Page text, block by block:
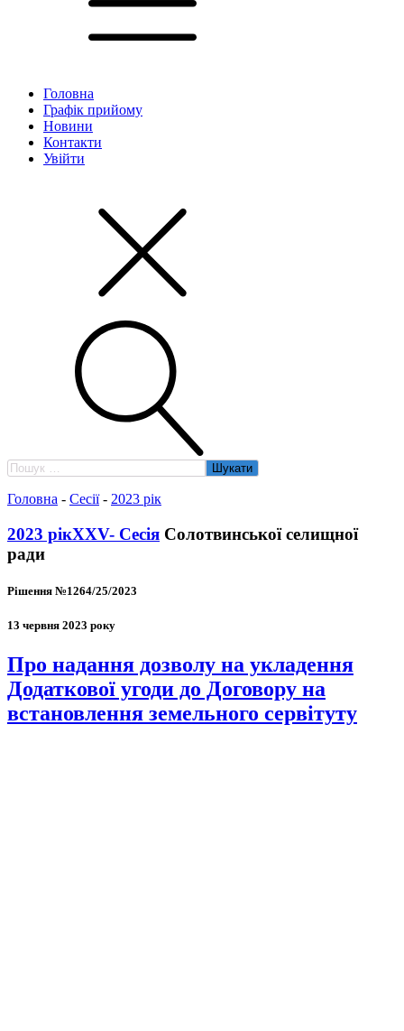
Головна
Графік прийому
Новини
Контакти
Увійти
Пошук:
Головна - Сесії- 2023 рік
2023 рікХХV- Сесія Солотвинської селищної
ради
Рішення №1264/25/2023
13 червня 2023 року
Про надання дозволу на укладення
Додаткової угоди до Договору на
встановлення земельного сервітуту